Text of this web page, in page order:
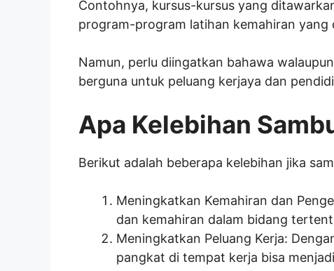
Contohnya, kursus-kursus yang
program-program latihan kemahiran yang
Namun, perlu diingatkan bahawa
berguna untuk peluang kerjaya dan
Apa Kelebihan
Berikut adalah beberapa kelebihan jika
Meningkatkan Kemahiran dan
dan kemahiran dalam bidang
Meningkatkan Peluang Kerja:
pangkat di tempat kerja bisa